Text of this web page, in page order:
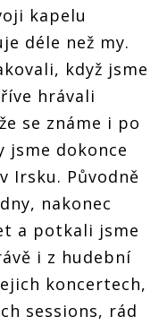
kapelu
déle než my.
když jsme
hrávali
se známe i po
jsme dokonce
Irsku. Původně
nakonec
a potkali jsme
i z hudební
koncertech,
sessions, rád